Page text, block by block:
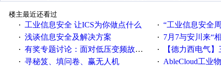
楼主最近还看过
·
工业信息安全 让ICS为你做点什么 · “工业信息安全周之我见”
· 浅谈信息安全及解决方案 · 7月7与安川来“
· 有奖专题讨论：面对低压变频故障，老手是这样解决的！ · 【德力西电气】三
· 寻秘笈、填问卷、赢无人机 · AbleCloud工业物联